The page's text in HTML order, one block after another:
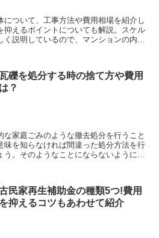
について、工事方法や費用相場を紹介し
抑えるポイントについても解説。スケル
く説明しているので、マンションの内装
礫を処分する時の捨て方や費用
は？
家庭ごみのような撤去処分を行うこと
味を知らなければ間違った処分方法を行
。そのようなことにならないように、
民家再生補助金の種類5つ!費用
を抑えるコツもあわせて紹介